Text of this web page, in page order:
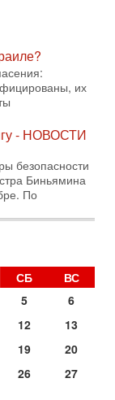
об отмене
на этот
когда
деле
Биньямина
Трампом
их
- НОВОСТИ
безопасности
Биньямина
По
СБ
ВС
5
6
12
13
19
20
26
27